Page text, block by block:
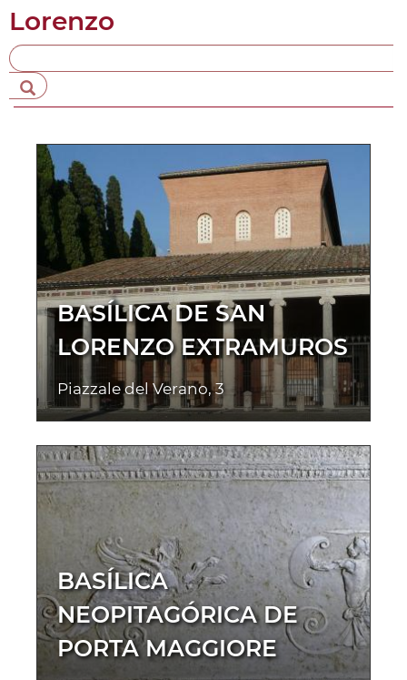
Lorenzo
BASÍLICA DE SAN
LORENZO EXTRAMUROS
Piazzale del Verano, 3
BASÍLICA
NEOPITAGÓRICA DE
PORTA MAGGIORE